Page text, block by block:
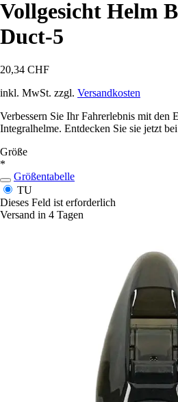
Vollgesicht Helm
Duct-5
20,34 CHF
inkl. MwSt. zzgl. Versandkosten
Verbessern Sie Ihr Fahrerlebnis mit den
Integralhelme. Entdecken Sie sie jetzt
Größe
*
Größentabelle
TU
Dieses Feld ist erforderlich
Versand in 4 Tagen